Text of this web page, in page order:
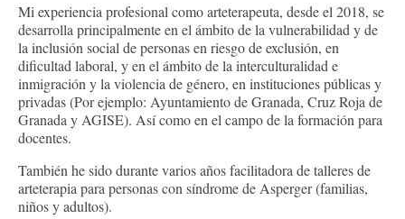
Mi experiencia profesional como arteterapeuta, desde el 2018, se
desarrolla principalmente en el ámbito de la vulnerabilidad y de
la inclusión social de personas en riesgo de exclusión, en
dificultad laboral, y en el ámbito de la interculturalidad e
inmigración y la violencia de género, en instituciones públicas y
privadas (Por ejemplo: Ayuntamiento de Granada, Cruz Roja de
Granada y AGISE). Así como en el campo de la formación para
docentes.
También he sido durante varios años facilitadora de talleres de
arteterapia para personas con síndrome de Asperger (familias,
niños y adultos).